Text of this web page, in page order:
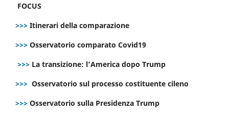
FOCUS
>>> Itinerari della comparazione
>>> Osservatorio comparato Covid19
>>> La transizione: l’America dopo Trump
>>> Osservatorio sul processo costituente cileno
>>> Osservatorio sulla Presidenza Trump